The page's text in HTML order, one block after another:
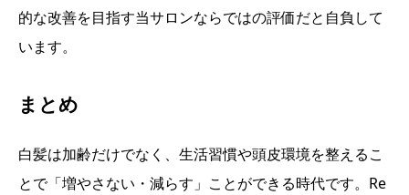
的な改善を目指す当サロンならではの評価だと自負して
います。
まとめ
白髪は加齢だけでなく、生活習慣や頭皮環境を整えるこ
とで「増やさない・減らす」ことができる時代です。Re